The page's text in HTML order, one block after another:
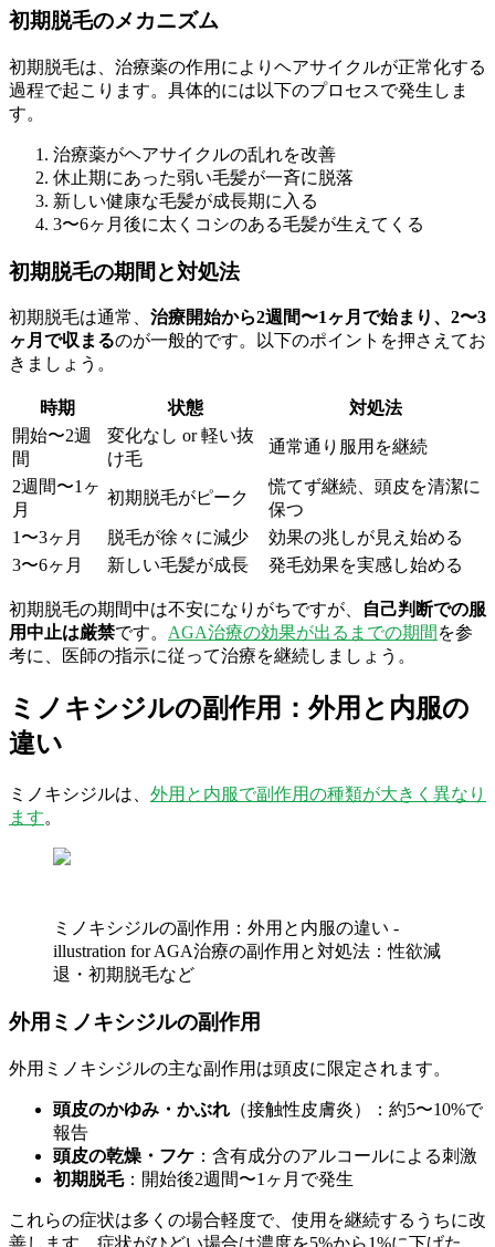
初期脱毛のメカニズム
初期脱毛は、治療薬の作用によりヘアサイクルが正常化する
過程で起こります。具体的には以下のプロセスで発生しま
す。
治療薬がヘアサイクルの乱れを改善
休止期にあった弱い毛髪が一斉に脱落
新しい健康な毛髪が成長期に入る
3〜6ヶ月後に太くコシのある毛髪が生えてくる
初期脱毛の期間と対処法
初期脱毛は通常、 治療開始から2週間〜1ヶ月で始まり、2〜3
ヶ月で収まるのが一般的です。以下のポイントを押さえてお
きましょう。
時期 状態
対処法
開始〜2週
間
変化なし or 軽い抜
け毛
通常通り服用を継続
2週間〜1ヶ
月
初期脱毛がピーク
慌てず継続、頭皮を清潔に
保つ
1〜3ヶ月
脱毛が徐々に減少
効果の兆しが見え始める
3〜6ヶ月
新しい毛髪が成長 発毛効果を実感し始める
初期脱毛の期間中は不安になりがちですが、
自己判断での服
用中止は厳禁です。 AGA治療の効果が出るまでの期間 を参
考に、医師の指示に従って治療を継続しましょう。
ミノキシジルの副作用：外用と内服の
違い
ミノキシジルは、 外用と内服で副作用の種類が大きく異なり
ます。
ミノキシジルの副作用：外用と内服の違い -
illustration for AGA治療の副作用と対処法：性欲減
退・初期脱毛など
外用ミノキシジルの副作用
外用ミノキシジルの主な副作用は頭皮に限定されます。
頭皮のかゆみ・かぶれ （接触性皮膚炎）：約5〜10%で
報告
頭皮の乾燥・フケ ：含有成分のアルコールによる刺激
初期脱毛：開始後2週間〜1ヶ月で発生
これらの症状は多くの場合軽度で、使用を継続するうちに改
善します。症状がひどい場合は濃度を5%から1%に下げた